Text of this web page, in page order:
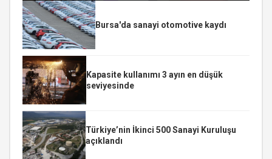
Bursa'da sanayi otomotive kaydı
Kapasite kullanımı 3 ayın en düşük
seviyesinde
Türkiye’nin İkinci 500 Sanayi Kuruluşu
açıklandı